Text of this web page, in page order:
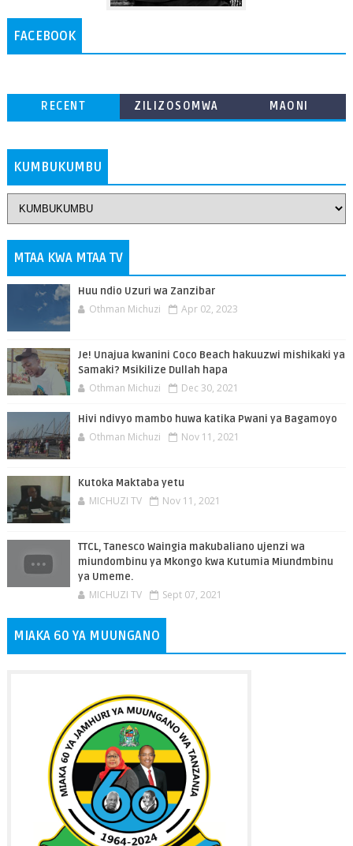
FACEBOOK
RECENT
ZILIZOSOMWA
MAONI
KUMBUKUMBU
MTAA KWA MTAA TV
Huu ndio Uzuri wa Zanzibar
Othman Michuzi Apr 02, 2023
Je! Unajua kwanini Coco Beach hakuuzwi mishikaki ya
Samaki? Msikilize Dullah hapa
Othman Michuzi Dec 30, 2021
Hivi ndivyo mambo huwa katika Pwani ya Bagamoyo
Othman Michuzi Nov 11, 2021
Kutoka Maktaba yetu
MICHUZI TV Nov 11, 2021
TTCL, Tanesco Waingia makubaliano ujenzi wa
miundombinu ya Mkongo kwa Kutumia Miundmbinu
ya Umeme.
MICHUZI TV Sept 07, 2021
MIAKA 60 YA MUUNGANO